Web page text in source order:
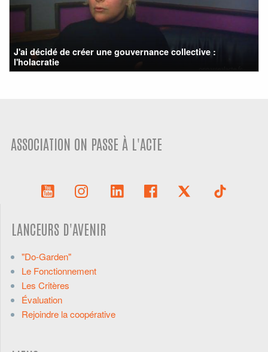
J'ai décidé de créer une gouvernance collective :
l'holacratie
ASSOCIATION ON PASSE À L'ACTE
LANCEURS D'AVENIR
"Do-Garden"
Le Fonctionnement
Les Critères
Évaluation
Rejoindre la coopérative